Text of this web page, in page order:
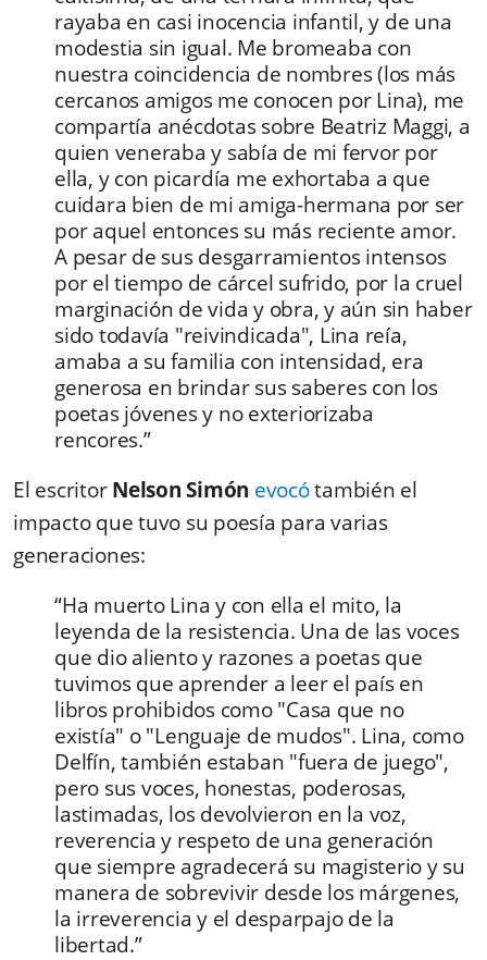
rayaba en casi inocencia infantil, y de una
modestia sin igual. Me bromeaba con
nuestra coincidencia de nombres (los más
cercanos amigos me conocen por Lina), me
compartía anécdotas sobre Beatriz Maggi, a
quien veneraba y sabía de mi fervor por
ella, y con picardía me exhortaba a que
cuidara bien de mi amiga-hermana por ser
por aquel entonces su más reciente amor.
A pesar de sus desgarramientos intensos
por el tiempo de cárcel sufrido, por la cruel
marginación de vida y obra, y aún sin haber
sido todavía "reivindicada", Lina reía,
amaba a su familia con intensidad, era
generosa en brindar sus saberes con los
poetas jóvenes y no exteriorizaba
rencores.”
El escritorNelson Simón evocótambién el
impacto que tuvo su poesía para varias
generaciones:
“Ha muerto Lina y con ella el mito, la
leyenda de la resistencia. Una de las voces
que dio aliento y razones a poetas que
tuvimos que aprender a leer el país en
libros prohibidos como "Casa que no
existía" o "Lenguaje de mudos". Lina, como
Delfín, también estaban "fuera de juego",
pero sus voces, honestas, poderosas,
lastimadas, los devolvieron en la voz,
reverencia y respeto de una generación
que siempre agradecerá su magisterio y su
manera de sobrevivir desde los márgenes,
la irreverencia y el desparpajo de la
libertad.”